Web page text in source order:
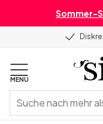
Sommer-
MENU